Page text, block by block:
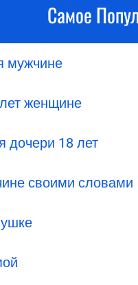
Самое
мужчине
женщине
дочери 18 лет
своими словами